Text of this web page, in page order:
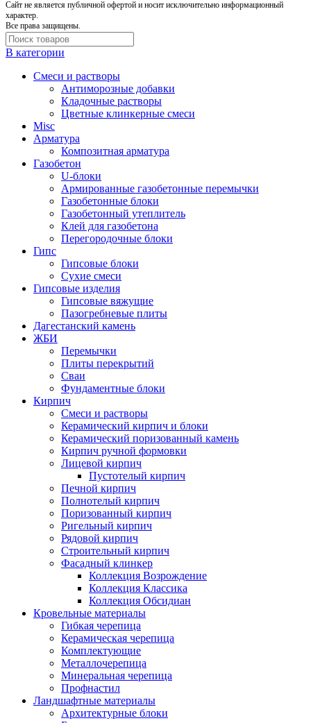
Cайт не является публичной офертой и носит исключительно информационный
характер.
Все права защищены.
В категории
Cмеси и растворы
Антиморозные добавки
Кладочные растворы
Цветные клинкерные смеси
Misc
Арматура
Композитная арматура
Газобетон
U-блоки
Армированные газобетонные перемычки
Газобетонные блоки
Газобетонный утеплитель
Клей для газобетона
Перегородочные блоки
Гипс
Гипсовые блоки
Сухие смеси
Гипсовые изделия
Гипсовые вяжущие
Пазогребневые плиты
Дагестанский камень
ЖБИ
Перемычки
Плиты перекрытий
Сваи
Фундаментные блоки
Кирпич
Cмеси и растворы
Керамический кирпич и блоки
Керамический поризованный камень
Кирпич ручной формовки
Лицевой кирпич
Пустотелый кирпич
Печной кирпич
Полнотелый кирпич
Поризованный кирпич
Ригельный кирпич
Рядовой кирпич
Строительный кирпич
Фасадный клинкер
Коллекция Возрождение
Коллекция Классика
Коллекция Обсидиан
Кровельные материалы
Гибкая черепица
Керамическая черепица
Комплектующие
Металлочерепица
Минеральная черепица
Профнастил
Ландшафтные материалы
Архитектурные блоки